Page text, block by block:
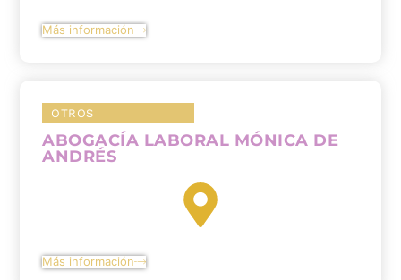
Más información
OTROS
ABOGACÍA LABORAL MÓNICA DE
ANDRÉS
Más información